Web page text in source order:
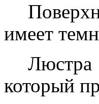
имеет
который